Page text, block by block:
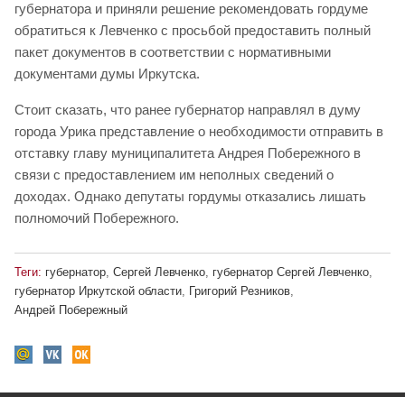
губернатора и приняли решение рекомендовать гордуме
обратиться к Левченко с просьбой предоставить полный
пакет документов в соответствии с нормативными
документами думы Иркутска.
Стоит сказать, что ранее губернатор направлял в думу
города Урика представление о необходимости отправить в
отставку главу муниципалитета Андрея Побережного в
связи с предоставлением им неполных сведений о
доходах. Однако депутаты гордумы отказались лишать
полномочий Побережного.
Теги: губернатор Сергей Левченко губернатор Сергей Левченко
губернатор Иркутской области
Григорий Резников
Андрей Побережный